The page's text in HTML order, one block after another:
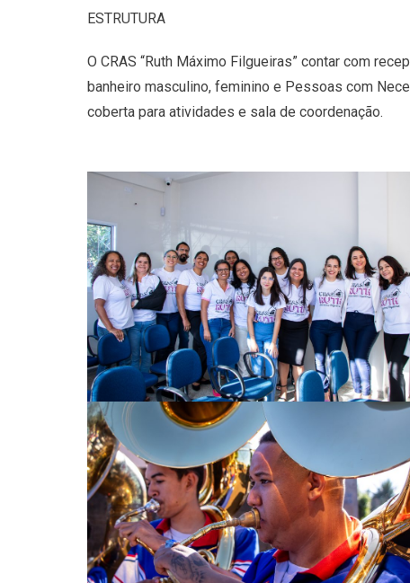
ESTRUTURA
O CRAS “Ruth Máximo Filgueiras” contar com
banheiro masculino, feminino e Pessoas com
coberta para atividades e sala de coordenação.